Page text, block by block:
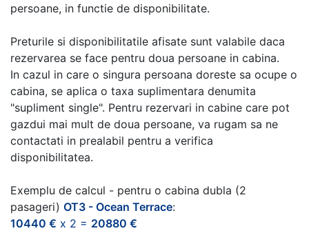
persoane, in functie de disponibilitate.
Preturile si disponibilitatile afisate sunt valabile daca
rezervarea se face pentru doua persoane in cabina.
In cazul in care o singura persoana doreste sa ocupe o
cabina, se aplica o taxa suplimentara denumita
"supliment single". Pentru rezervari in cabine care pot
gazdui mai mult de doua persoane, va rugam sa ne
contactati in prealabil pentru a verifica
disponibilitatea.
Exemplu de calcul - pentru o cabina dubla (2
pasageri) OT3 - Ocean Terrace:
10440 € x 2 = 20880 €